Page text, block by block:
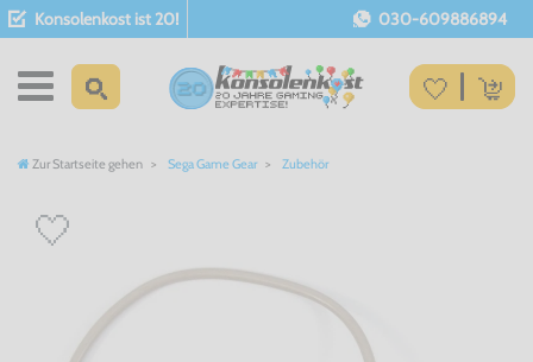
Konsolenkost ist 20! 030-609886894
Zur Startseite gehen Sega Game Gear Zubehör